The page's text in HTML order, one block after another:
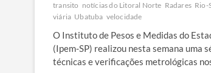
transito notícias do Litoral Norte Radares Rio-
viária Ubatuba velocidade
O Instituto de Pesos e Medidas do
(Ipem-SP) realizou nesta semana uma
técnicas e verificações metrológicas